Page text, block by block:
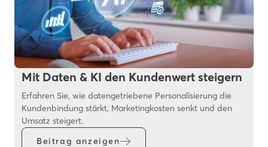
Mit Daten & KI den Kundenwert steigern
Erfahren Sie, wie datengetriebene Personalisierung die
Kundenbindung stärkt, Marketingkosten senkt und den
Umsatz steigert.
Beitrag anzeigen